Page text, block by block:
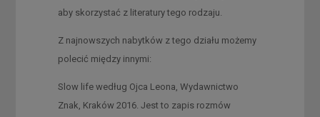
aby skorzystać z literatury tego rodzaju.
Z najnowszych nabytków z tego działu możemy
polecić między innymi:
Slow life według Ojca Leona, Wydawnictwo
Znak, Kraków 2016. Jest to zapis rozmów